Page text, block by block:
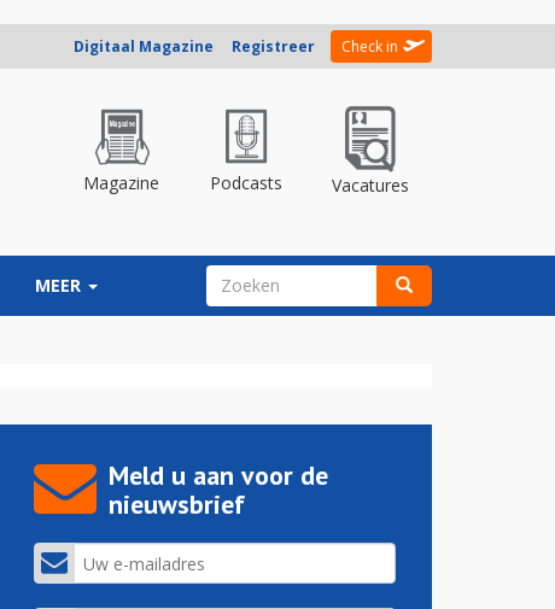
Digitaal Magazine Registreer Check in
Magazine Podcasts Vacatures
MEER ZOEKVELD
Meld u aan voor de
nieuwsbrief